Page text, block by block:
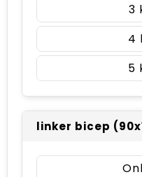
3
4
5
linker bicep